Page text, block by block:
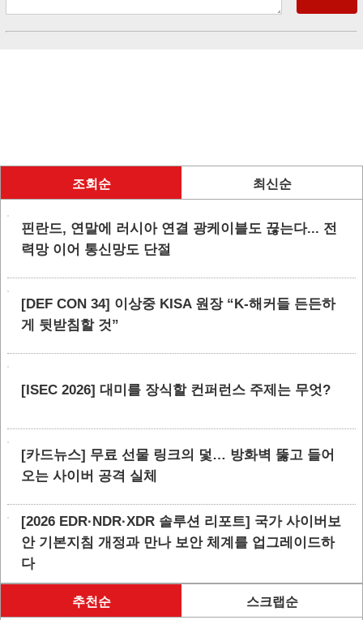
조회순 최신순
핀란드, 연말에 러시아 연결 광케이블도 끊는다... 전
력망 이어 통신망도 단절
[DEF CON 34] 이상중 KISA 원장 “K-해커들 든든하
게 뒷받침할 것”
[ISEC 2026] 대미를 장식할 컨퍼런스 주제는 무엇?
[카드뉴스] 무료 선물 링크의 덫… 방화벽 뚫고 들어
오는 사이버 공격 실체
[2026 EDR·NDR·XDR 솔루션 리포트] 국가 사이버보
안 기본지침 개정과 만나 보안 체계를 업그레이드하
다
추천순 스크랩순